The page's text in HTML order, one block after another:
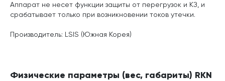
Аппарат не несет функции защиты от перегрузок и КЗ, и
срабатывает только при возникновении токов утечки.
Производитель: LSIS (Южная Корея)
Физические параметры (вес, габариты) RKN